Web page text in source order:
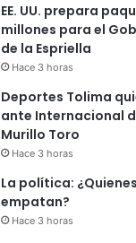
EE. UU. prepara
millones para el
de la Espriella
Hace 3 horas
Deportes Tolima
ante Internacional
Murillo Toro
Hace 3 horas
La política:
empatan?
Hace 3 horas